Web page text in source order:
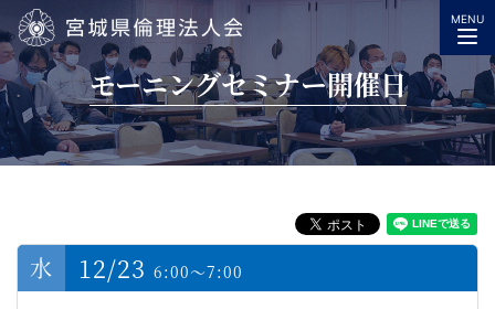
宮城県倫理法人会
MENU
モーニングセミナー開催日
12/23 6:00～7:00